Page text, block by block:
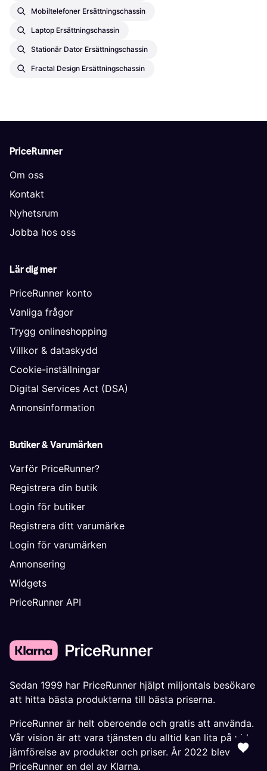
Mobiltelefoner Ersättningschassin
Laptop Ersättningschassin
Stationär Dator Ersättningschassin
Fractal Design Ersättningschassin
PriceRunner
Om oss
Kontakt
Nyhetsrum
Jobba hos oss
Lär dig mer
PriceRunner konto
Vanliga frågor
Trygg onlineshopping
Villkor & dataskydd
Cookie-inställningar
Digital Services Act (DSA)
Annonsinformation
Butiker & Varumärken
Varför PriceRunner?
Registrera din butik
Login för butiker
Registrera ditt varumärke
Login för varumärken
Annonsering
Widgets
PriceRunner API
Sedan 1999 har PriceRunner hjälpt miljontals besökare
att hitta bästa produkterna till bästa priserna.
PriceRunner är helt oberoende och gratis att använda.
Vår vision är att vara tjänsten du alltid kan lita på vid
jämförelse av produkter och priser. År 2022 blev
PriceRunner en del av Klarna.